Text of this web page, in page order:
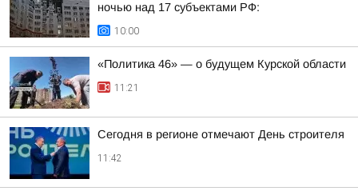
ночью над 17 субъектами РФ:
10:00
«Политика 46» — о будущем Курской области
11:21
Сегодня в регионе отмечают День строителя
11:42